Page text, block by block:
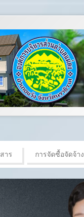
าร การจัดซื้อจัดจ้าง